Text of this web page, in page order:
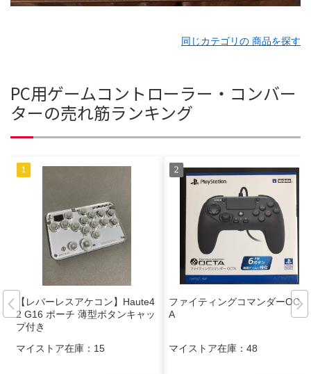
同じカテゴリの 商品を探す
PC用ゲームコントローラー・コンバー
ターの売れ筋ランキング
【レバーレスアケコン】Haute4
2 G16 ポーチ 薄型ボタンキャッ
プ付き
マイストア在庫： 15
ファイティングコマンダーOCT
A
マイストア在庫： 48